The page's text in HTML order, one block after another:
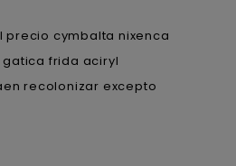
precio cymbalta nixenca
gatica frida aciryl
recolonizar excepto